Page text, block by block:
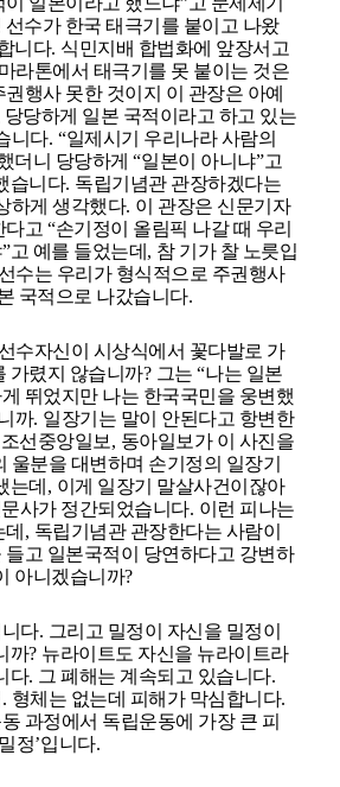
선수가 한국 태극기를 붙이고 나왔
니다. 식민지배 합법화에 앞장서고
라톤에서 태극기를 못 붙이는 것은
행사 못한 것이지 이 관장은 아예
당당하게 일본 국적이라고 하고 있는
니다. “일제시기 우리나라 사람의
더니 당당하게“일본이 아니냐”고
습니다. 독립기념관 관장하겠다는
하게 생각했다. 이 관장은 신문기자
다고 “손기정이 올림픽 나갈 때 우리
”고 예를 들었는데 , 참 기가 찰 노릇입
수는 우리가 형식적으로 주권행사
국적으로 나갔습니다.
수자신이 시상식에서 꽃다발로 가
가렸지 않습니까? 그는“나는 일본
뛰었지만 나는 한국국민을 웅변했
까. 일장기는 말이 안된다고 항변한
선중앙일보, 동아일보가 이 사진을
울분을 대변하며 손기정의 일장기
는데 , 이게 일장기 말살사건이잖아
사가 정간되었습니다. 이런 피나는
, 독립기념관 관장한다는 사람이
들고 일본국적이 당연하다고 강변하
아니겠습니까?
다. 그리고 밀정이 자신을 밀정이
까? 뉴라이트도 자신을 뉴라이트라
다. 그 폐해는 계속되고 있습니다.
. 형체는 없는데 피해가 막심합니다.
과정에서 독립운동에 가장 큰 피
정’입니다.